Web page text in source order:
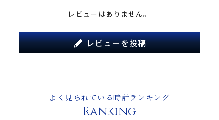
レビューはありません。
レビューを投稿
よく見られている時計ランキング
Ranking